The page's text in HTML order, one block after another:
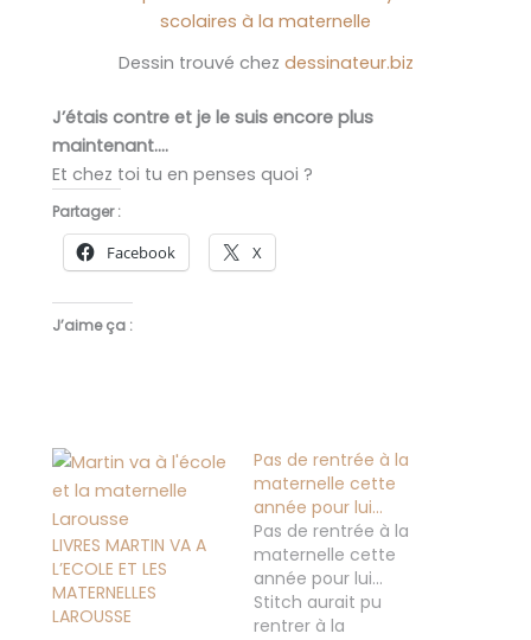
Dessin trouvé chez dessinateur.biz
J’étais contre et je le suis encore plus
maintenant….
Et chez toi tu en penses quoi ?
Partager :
Facebook X
J’aime ça :
LIVRES MARTIN VA A
L’ECOLE ET LES
MATERNELLES
LAROUSSE
Pas de rentrée à la
maternelle cette
année pour lui…
Pas de rentrée à la
maternelle cette
année pour lui...
Stitch aurait pu
rentrer à la